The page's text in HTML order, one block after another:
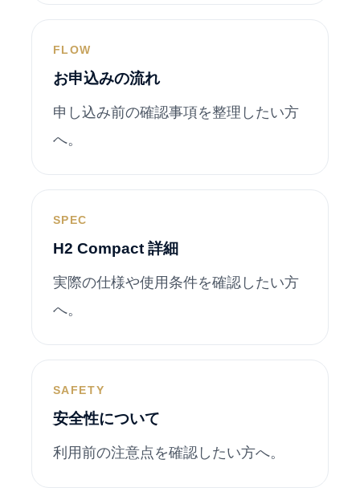
FLOW
お申込みの流れ
申し込み前の確認事項を整理したい方
へ。
SPEC
H2 Compact 詳細
実際の仕様や使用条件を確認したい方
へ。
SAFETY
安全性について
利用前の注意点を確認したい方へ。